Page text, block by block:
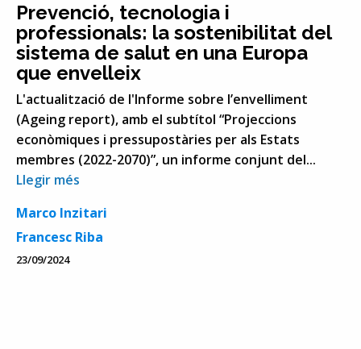
Prevenció, tecnologia i
professionals: la sostenibilitat del
sistema de salut en una Europa
que envelleix
L'actualització de l'Informe sobre l’envelliment
(Ageing report), amb el subtítol “Projeccions
econòmiques i pressupostàries per als Estats
membres (2022-2070)”, un informe conjunt del...
Llegir més
Marco Inzitari
Francesc Riba
23/09/2024